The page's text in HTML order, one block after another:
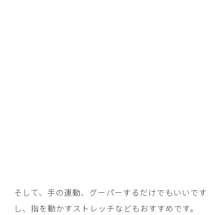
そして、手の運動、グーパーするだけでもいいです
し、指を動かすストレッチなどもおすすめです。